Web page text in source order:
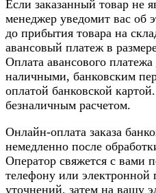
Если заказанный товар не
менеджер уведомит вас об
до прибытия товара на
авансовый платеж в
Оплата авансового
наличными, банковским
оплатой банковской
безналичным расчетом.
Онлайн-оплата заказа
немедленно после
Оператор свяжется с вами
телефону или электронной
уточнений, затем на вашу